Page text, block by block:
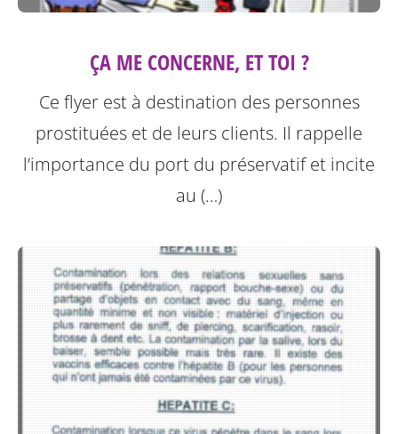
ÇA ME CONCERNE, ET TOI ?
Ce flyer est à destination des personnes
prostituées et de leurs clients. Il rappelle
l’importance du port du préservatif et incite
au (…)